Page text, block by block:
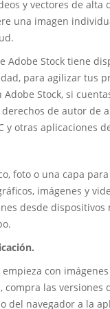
y vectores de
una imagen
Adobe Stock tiene
para agilizar tus
Adobe Stock, si
de autor de
y otras aplicaciones
foto o una capa
imágenes y
desde
con
compra las
del navegador a la